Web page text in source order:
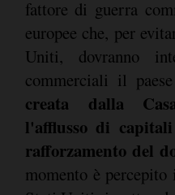
fattore di guerra
europee che, per
Uniti, dovranno
commerciali il
creata dalla
l'afflusso di
rafforzamento del
momento è